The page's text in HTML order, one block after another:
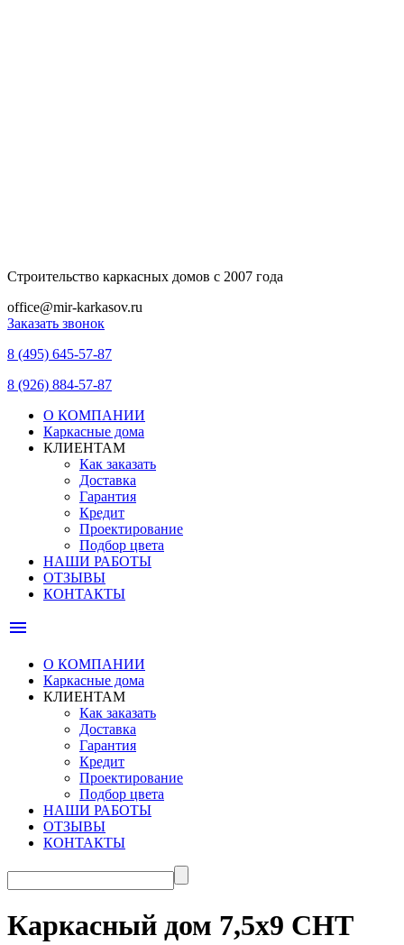
Строительство каркасных домов с 2007 года
office@mir-karkasov.ru
Заказать звонок
8 (495) 645-57-87
8 (926) 884-57-87
О КОМПАНИИ
Каркасные дома
КЛИЕНТАМ
Как заказать
Доставка
Гарантия
Кредит
Проектирование
Подбор цвета
НАШИ РАБОТЫ
ОТЗЫВЫ
КОНТАКТЫ
menu
О КОМПАНИИ
Каркасные дома
КЛИЕНТАМ
Как заказать
Доставка
Гарантия
Кредит
Проектирование
Подбор цвета
НАШИ РАБОТЫ
ОТЗЫВЫ
КОНТАКТЫ
Каркасный дом 7,5х9 СНТ